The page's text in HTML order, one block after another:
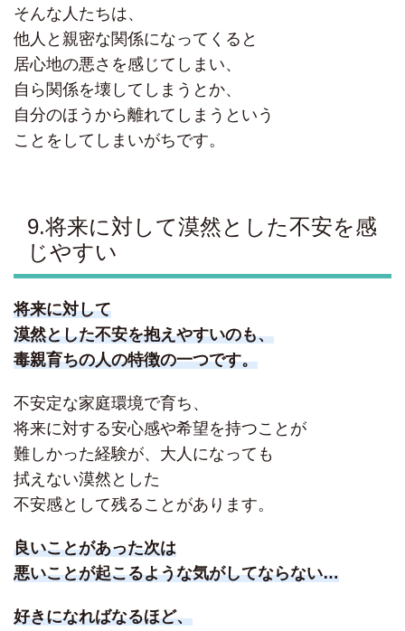
そんな人たちは、
他人と親密な関係になってくると
居心地の悪さを感じてしまい、
自ら関係を壊してしまうとか、
自分のほうから離れてしまうという
ことをしてしまいがちです。
9.将来に対して漠然とした不安を感
じやすい
将来に対して
漠然とした不安を抱えやすいのも、
毒親育ちの人の特徴の一つです。
不安定な家庭環境で育ち、
将来に対する安心感や希望を持つことが
難しかった経験が、大人になっても
拭えない漠然とした
不安感として残ることがあります。
良いことがあった次は
悪いことが起こるような気がしてならない…
好きになればなるほど、